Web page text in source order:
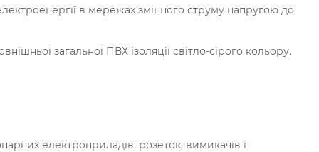
в мережах змінного струму напругою до
загальної ПВХ ізоляції світло-сірого кольору.
електроприладів: розеток, вимикачів і